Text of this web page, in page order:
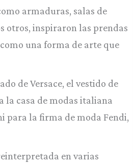
armaduras, salas de
otros, inspiraron las prendas
una forma de arte que
de Versace, el vestido de
la casa de modas italiana
para la firma de moda Fendi,
en varias